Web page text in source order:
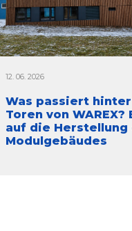
12. 06. 2026
Was passiert
Toren von WAREX?
auf die Herstellung
Modulgebäudes